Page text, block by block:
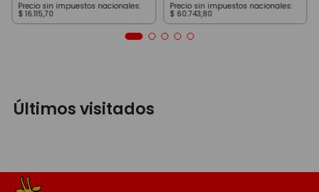
Precio sin impuestos nacionales:
$ 16.115,70
Precio sin impuestos nacionales:
$ 60.743,80
Últimos visitados